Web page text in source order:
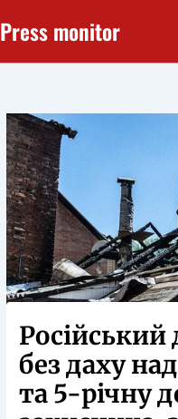
до
Press monitor
без даху
та 5-річну